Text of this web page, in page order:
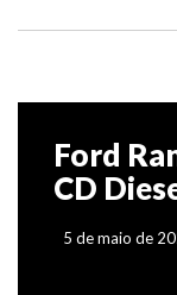
Ford
CD
5 de maio de